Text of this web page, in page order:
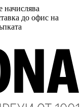
начислява
до офис на